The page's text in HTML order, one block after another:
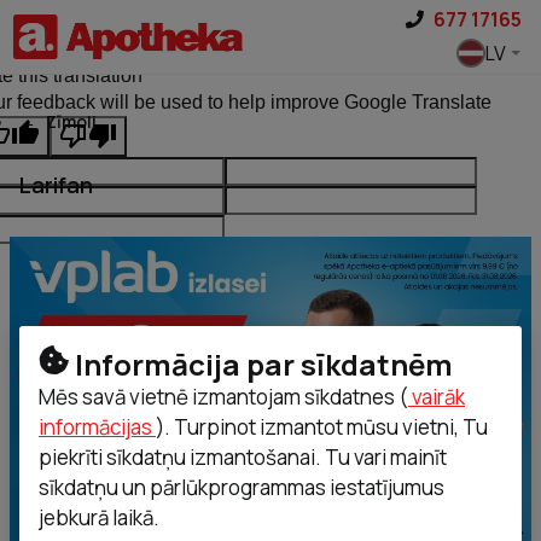
677 17165
LV
Zīmoli
Larifan
text
this translation
feedback will be used to help improve Google Translate
Informācija par sīkdatnēm
Mēs savā vietnē izmantojam sīkdatnes (vairāk
informācijas ). Turpinot izmantot mūsu vietni, Tu
piekrīti sīkdatņu izmantošanai. Tu vari mainīt
sīkdatņu un pārlūkprogrammas iestatījumus
jebkurā laikā.